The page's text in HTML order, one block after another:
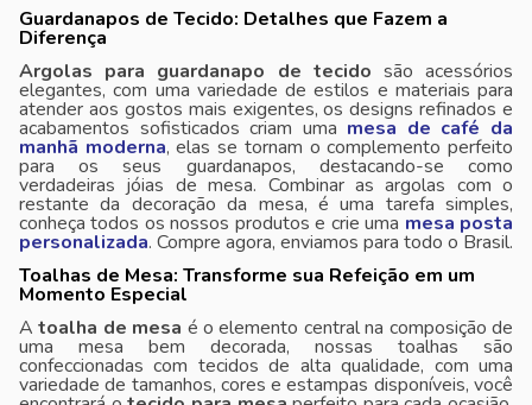
Guardanapos de Tecido: Detalhes que Fazem a
Diferença
Argolas para guardanapo de tecido são acessórios
elegantes, com uma variedade de estilos e materiais para
atender aos gostos mais exigentes, os designs refinados e
acabamentos sofisticados criam uma mesa de café da
manhã moderna, elas se tornam o complemento perfeito
para os seus guardanapos, destacando-se como
verdadeiras jóias de mesa. Combinar as argolas com o
restante da decoração da mesa, é uma tarefa simples,
conheça todos os nossos produtos e crie uma mesa posta
personalizada. Compre agora, enviamos para todo o Brasil.
Toalhas de Mesa: Transforme sua Refeição em um
Momento Especial
Atoalha de mesa é o elemento central na composição de
uma mesa bem decorada, nossas toalhas são
confeccionadas com tecidos de alta qualidade, com uma
variedade de tamanhos, cores e estampas disponíveis, você